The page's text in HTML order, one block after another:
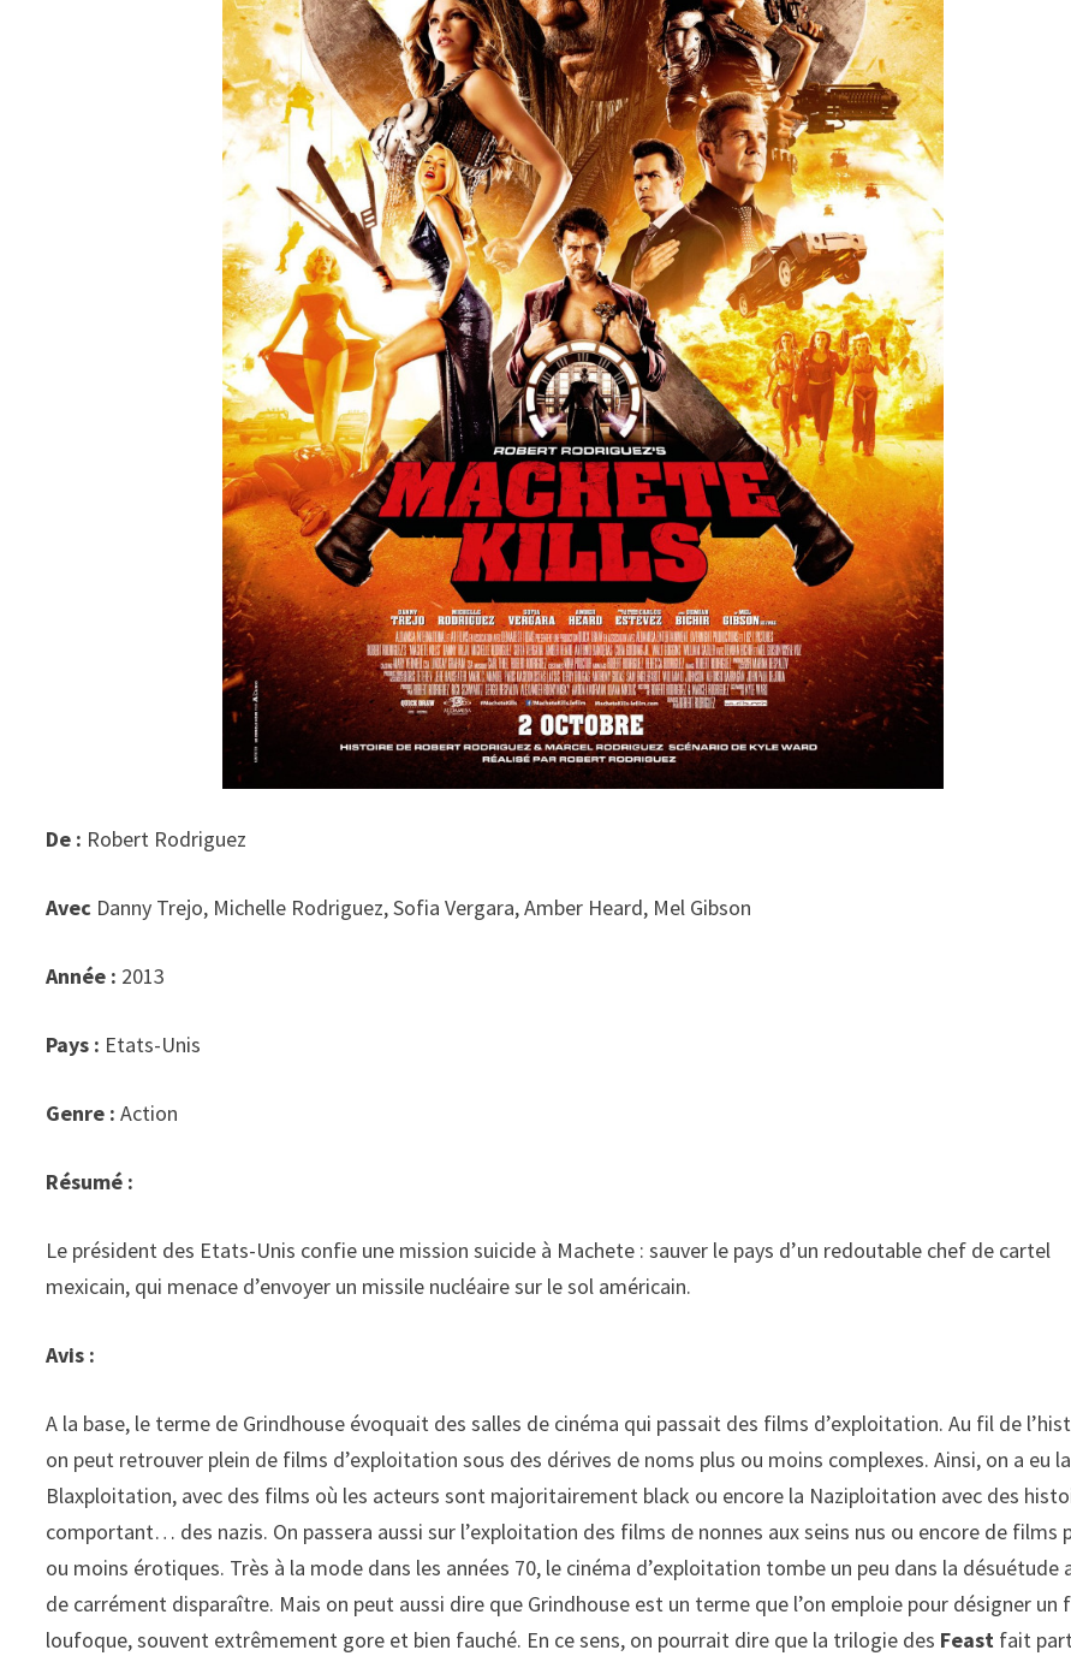
De : Robert Rodriguez
Avec Danny Trejo, Michelle Rodriguez, Sofia Vergara, Amber Heard, Mel Gibson
Année : 2013
Pays : Etats-Unis
Genre :Action
Résumé :
Le président des Etats-Unis confie une mission suicide à Machete : sauver le pays d’un redoutable chef de cartel
mexicain, qui menace d’envoyer un missile nucléaire sur le sol américain.
Avis :
A la base, le terme de Grindhouse évoquait des salles de cinéma qui passait des films d’exploitation. Au fil de
on peut retrouver plein de films d’exploitation sous des dérives de noms plus ou moins complexes. Ainsi, on a eu la
Blaxploitation, avec des films où les acteurs sont majoritairement black ou encore la Naziploitation avec des
comportant… des nazis. On passera aussi sur l’exploitation des films de nonnes aux seins nus ou encore de films
ou moins érotiques. Très à la mode dans les années 70, le cinéma d’exploitation tombe un peu dans la désuétude
de carrément disparaître. Mais on peut aussi dire que Grindhouse est un terme que l’on emploie pour désigner un
loufoque, souvent extrêmement gore et bien fauché. En ce sens, on pourrait dire que la trilogie des Feast fait